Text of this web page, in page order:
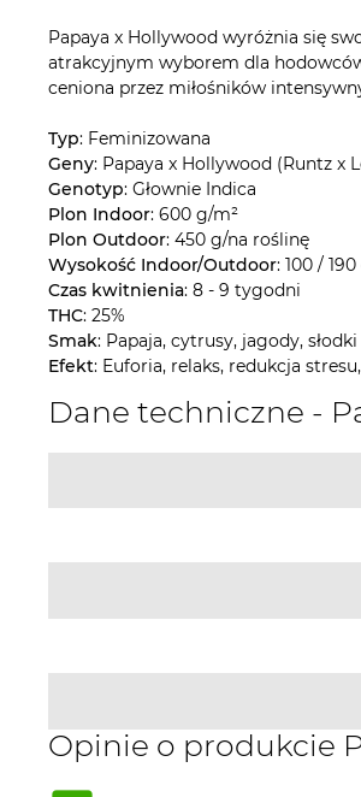
Papaya x Hollywood wyróżnia się
atrakcyjnym wyborem dla
ceniona przez miłośników
Typ: Feminizowana
Geny: Papaya x Hollywood (Runtz x
Genotyp: Głownie Indica
Plon Indoor: 600 g/m²
Plon Outdoor: 450 g/na roślinę
Wysokość Indoor/Outdoor: 100 /
Czas kwitnienia: 8 - 9 tygodni
THC: 25%
Smak: Papaja, cytrusy, jagody,
Efekt: Euforia, relaks, redukcja
Dane techniczne -
Opinie o produkcie